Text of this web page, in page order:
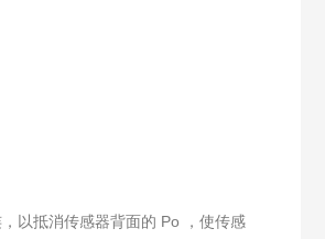
以抵消传感器背面的 Po ，使传感